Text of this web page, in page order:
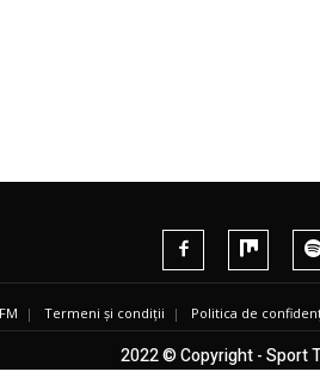
| Termeni și condiții | Politica de
2022 © Copyright - Sport